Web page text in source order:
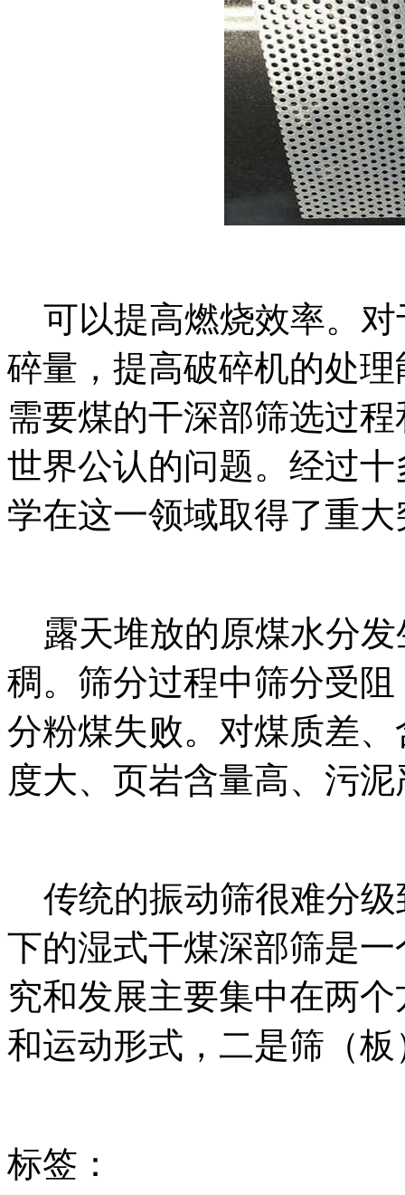
可以提高燃烧效率。对
碎量，提高破碎机的处
需要煤的干深部筛选过
世界公认的问题。经过
学在这一领域取得了重
露天堆放的原煤水分发
稠。筛分过程中筛分受
分粉煤失败。对煤质差
度大、页岩含量高、污
传统的振动筛很难分级
下的湿式干煤深部筛是
究和发展主要集中在两
和运动形式，二是筛（
标签：